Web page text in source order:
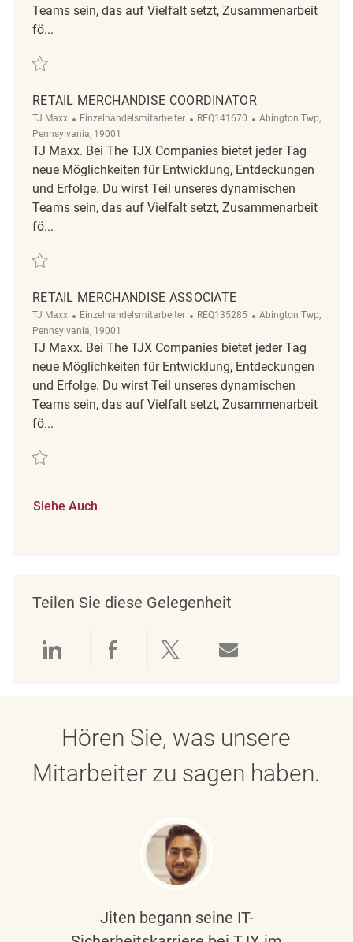
Teams sein, das auf Vielfalt setzt, Zusammenarbeit
fö...
Retten Retail Merchandise Associate REQ115646
RETAIL MERCHANDISE COORDINATOR
TJ Maxx Kategorie
Einzelhandelsmitarbeiter ReqId
REQ141670 Ort
Abington Twp,
Pennsylvania, 19001
TJ Maxx. Bei The TJX Companies bietet jeder Tag
neue Möglichkeiten für Entwicklung, Entdeckungen
und Erfolge. Du wirst Teil unseres dynamischen
Teams sein, das auf Vielfalt setzt, Zusammenarbeit
fö...
Retten Retail Merchandise Coordinator REQ141670
RETAIL MERCHANDISE ASSOCIATE
TJ Maxx Kategorie
Einzelhandelsmitarbeiter ReqId
REQ135285 Ort
Abington Twp,
Pennsylvania, 19001
TJ Maxx. Bei The TJX Companies bietet jeder Tag
neue Möglichkeiten für Entwicklung, Entdeckungen
und Erfolge. Du wirst Teil unseres dynamischen
Teams sein, das auf Vielfalt setzt, Zusammenarbeit
fö...
Retten Retail Merchandise Associate REQ135285
Siehe Auch
Teilen Sie diese Gelegenheit
Über LinkedIn teilen
Über Facebook teilen
Über Twitter teilen
Hören Sie, was unsere
Mitarbeiter zu sagen haben.
Jiten begann seine IT-